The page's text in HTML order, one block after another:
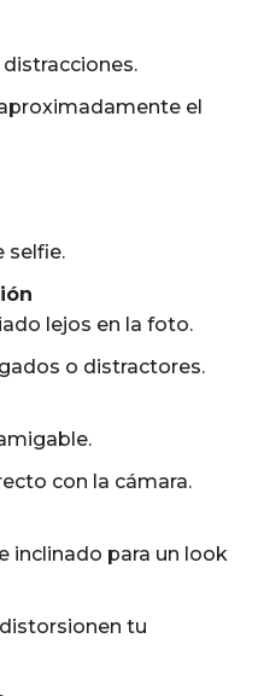
el
selfie.
lejos en la foto.
o distractores.
con la cámara.
inclinado para un look
tu